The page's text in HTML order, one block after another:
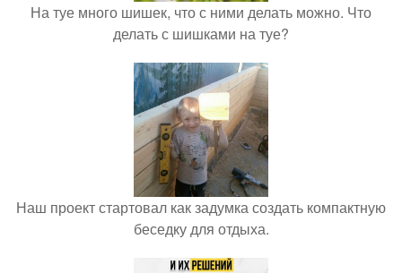
На туе много шишек, что с ними делать можно. Что
делать с шишками на туе?
Наш проект стартовал как задумка создать компактную
беседку для отдыха.